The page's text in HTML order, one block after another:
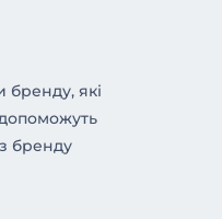
бренду, які
бренду